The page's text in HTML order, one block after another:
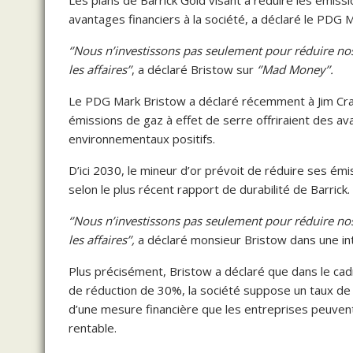
avantages financiers à la société, a déclaré le PDG
‘’Nous n’investissons pas seulement pour réduire
les affaires’’, a déclaré Bristow sur ‘’Mad Money’’.
Le PDG Mark Bristow a déclaré récemment à Jim
émissions de gaz à effet de serre offriraient des
environnementaux positifs.
D’ici 2030, le mineur d’or prévoit de réduire ses
selon le plus récent rapport de durabilité de
‘’Nous n’investissons pas seulement pour réduire
les affaires’’, a déclaré monsieur Bristow dans une
Plus précisément, Bristow a déclaré que dans le
de réduction de 30%, la société suppose un taux
d’une mesure financière que les entreprises
rentable.